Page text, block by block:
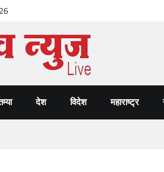
देश विदेश महाराष्ट्र